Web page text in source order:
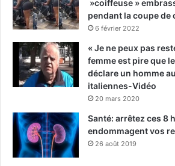
»coiffeuse »
pendant la coupe de
6 février 2022
« Je ne peux pas
femme est pire que
déclare un homme
italiennes-Vidéo
20 mars 2020
Santé: arrêtez ces 8
endommagent vos
26 août 2019